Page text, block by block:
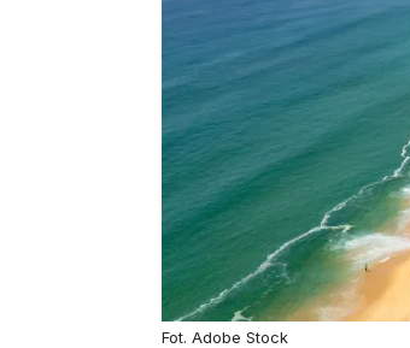
Fot. Adobe Stock